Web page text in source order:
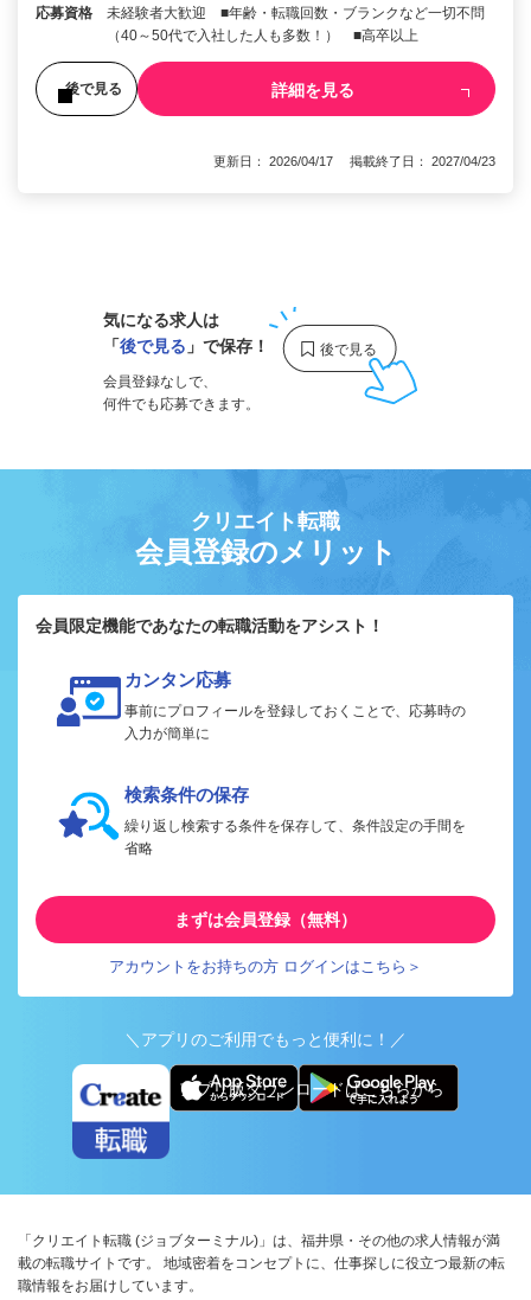
応募資格
未経験者大歓迎 ■年齢・転職回数・ブランクなど一切不問
（40～50代で入社した人も多数！） ■高卒以上
後で見る 詳細を見る
更新日： 2026/04/17 掲載終了日： 2027/04/23
気になる求人は
「後で見る 」で保存！
会員登録なしで、
何件でも応募できます。
クリエイト転職
会員登録のメリット
会員限定機能であなたの転職活動をアシスト！
カンタン応募
事前にプロフィールを登録しておくことで、応募時の
入力が簡単に
検索条件の保存
繰り返し検索する条件を保存して、条件設定の手間を
省略
まずは会員登録（無料）
アカウントをお持ちの方 ログインはこちら＞
＼アプリのご利用でもっと便利に！／
アプリ版ダウンロードはこちらから
「クリエイト転職 (ジョブターミナル)」は、福井県・その他の求人情報が満
載の転職サイトです。 地域密着をコンセプトに、仕事探しに役立つ最新の転
職情報をお届けしています。